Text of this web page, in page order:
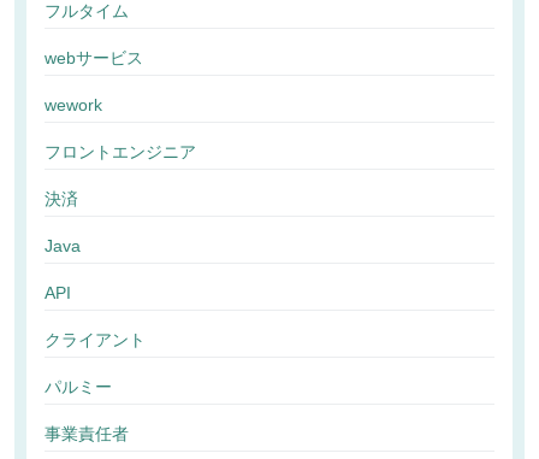
フルタイム
webサービス
wework
フロントエンジニア
決済
Java
API
クライアント
パルミー
事業責任者